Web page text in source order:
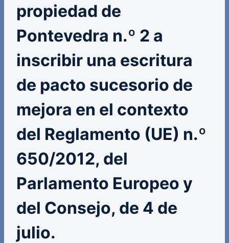
propiedad de
Pontevedra n.º 2 a
inscribir una escritura
de pacto sucesorio de
mejora en el contexto
del Reglamento (UE) n.º
650/2012, del
Parlamento Europeo y
del Consejo, de 4 de
julio.